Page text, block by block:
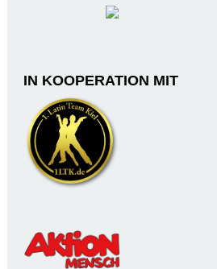
IN KOOPERATION MIT